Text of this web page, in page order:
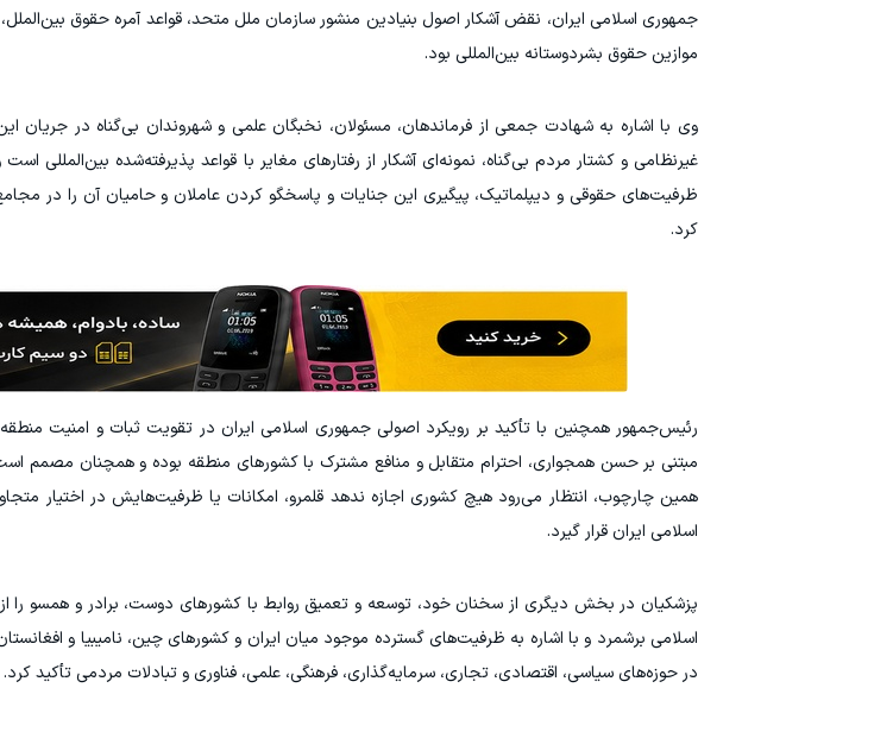
جمهوری اسلامی ایران، نقض آشکار اصول بنیادین منشور سازمان ملل متحد، قواعد آمره حقوق
موازین حقوق بشردوستانه بین‌المللی بود.
وی با اشاره به شهادت جمعی از فرماندهان، مسئولان، نخبگان علمی و شهروندان بی‌گناه در جریان
غیرنظامی و کشتار مردم بی‌گناه، نمونه‌ای آشکار از رفتار‌های مغایر با قواعد پذیرفته‌شده بین‌المللی
ظرفیت‌های حقوقی و دیپلماتیک، پیگیری این جنایات و پاسخگو کردن عاملان و حامیان آن را در
کرد.
رئیس‌جمهور همچنین با تأکید بر رویکرد اصولی جمهوری اسلامی ایران در تقویت ثبات و امنیت
مبتنی بر حسن همجواری، احترام متقابل و منافع مشترک با کشور‌های منطقه بوده و همچنان مصمم
همین چارچوب، انتظار می‌رود هیچ کشوری اجازه ندهد قلمرو، امکانات یا ظرفیت‌هایش در اختیار
اسلامی ایران قرار گیرد.
پزشکیان در بخش دیگری از سخنان خود، توسعه و تعمیق روابط با کشور‌های دوست، برادر و همسو را
اسلامی برشمرد و با اشاره به ظرفیت‌های گسترده موجود میان ایران و کشور‌های چین، نامیبیا و
در حوزه‌های سیاسی، اقتصادی، تجاری، سرمایه‌گذاری، فرهنگی، علمی، فناوری و تبادلات مردمی تأکید کرد.